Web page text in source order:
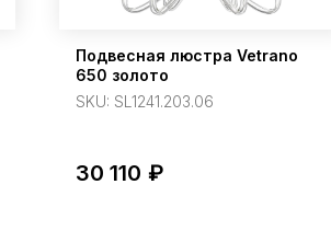
Подвесная люстра Vetrano
650 золото
SKU: SL1241.203.06
30 110 ₽